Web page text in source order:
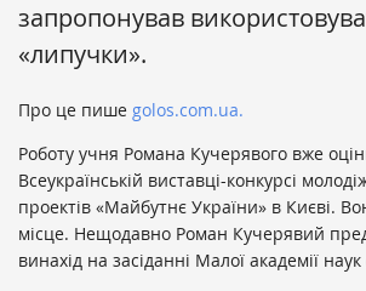
запропонував
«липучки».
Про це пише golos.com.ua.
Роботу учня Романа Кучерявого вже
Всеукраїнській виставці-конкурсі
проектів «Майбутнє України» в Києві.
місце. Нещодавно Роман Кучерявий
винахід на засіданні Малої академії